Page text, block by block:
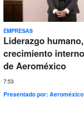
EMPRESAS
Liderazgo
crecimiento
de Aeroméxico
7:53
Presentado por: Aeroméxico